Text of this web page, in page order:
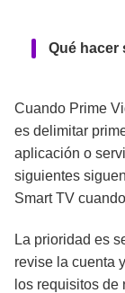
Qué hacer
Cuando Prime
es delimitar
aplicación o
siguientes
Smart TV
La prioridad es
revise la cuenta
los requisitos